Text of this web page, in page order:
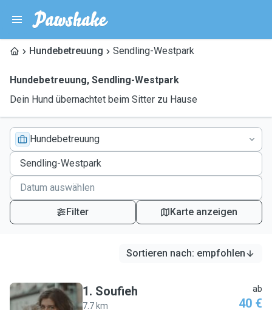
Hundebetreuung Sendling-Westpark
Hundebetreuung, Sendling-Westpark
Dein Hund übernachtet beim Sitter zu Hause
Hundebetreuung
Filter Karte anzeigen
Sortieren nach: empfohlen
1. Soufieh
7.7 km
ab
40 €